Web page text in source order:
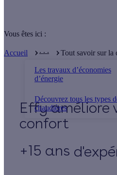
Vous êtes ici :
Accueil . . .
Les travaux d’économies
d’énergie
Découvrez tous les types
chaudières
Tout savoir sur la
Effy
+15 ans